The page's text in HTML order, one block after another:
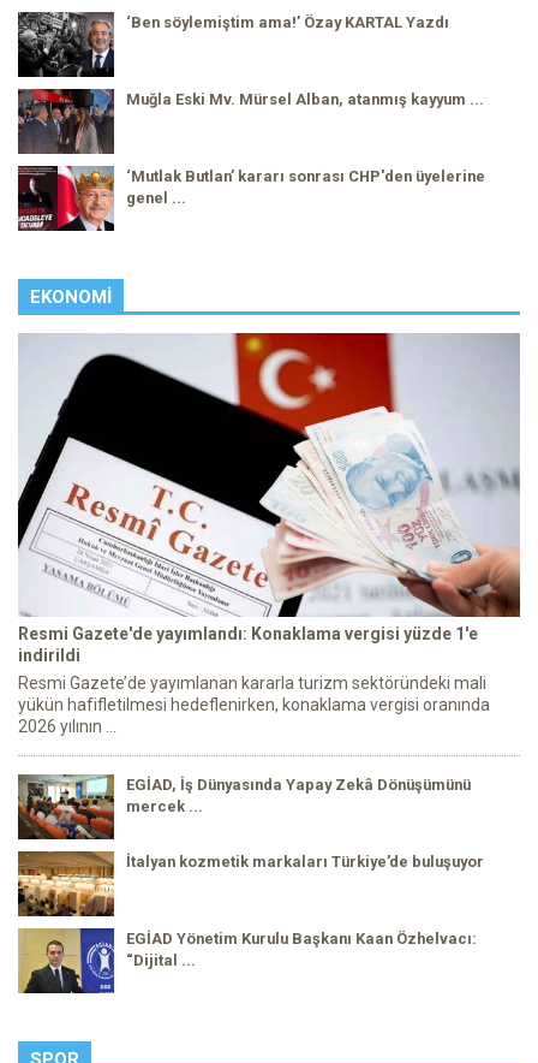
‘Ben söylemiştim ama!’ Özay KARTAL Yazdı
Muğla Eski Mv. Mürsel Alban, atanmış kayyum ...
‘Mutlak Butlan’ kararı sonrası CHP'den üyelerine
genel ...
EKONOMI
Resmi Gazete'de yayımlandı: Konaklama vergisi yüzde 1'e
indirildi
Resmi Gazete’de yayımlanan kararla turizm sektöründeki mali
yükün hafifletilmesi hedeflenirken, konaklama vergisi oranında
2026 yılının ...
EGİAD, İş Dünyasında Yapay Zekâ Dönüşümünü
mercek ...
İtalyan kozmetik markaları Türkiye’de buluşuyor
EGİAD Yönetim Kurulu Başkanı Kaan Özhelvacı:
“Dijital ...